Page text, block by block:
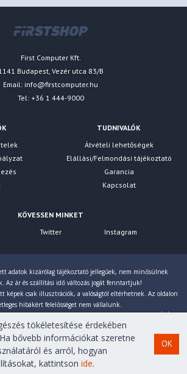
First Computer Kft.
Budapest, Vezér utca 83/B
Email: info@firstcomputer.hu
Tel: +36 1 444-9000
TUDNIVALÓK
Átvételi lehetőségek
Elállási/Felmondási tájékoztató
Garancia
Kapcsolat
KÖVESSEN MINKET
Twitter Instagram
adatok kizárólag tájékoztató jellegűek, nem minősülnek
Az ár és szállítási idő változás jogát fenntartjuk!
képek csak illusztrációk, a valóságtól eltérhetnek. Az oldalon
hibákért felelősséget nem vállalunk.
paraméterek érvényesek! Bruttó árainkat 27% ÁFÁ-val
számoljuk!
Computer Kft. Minden jog
tökéletesítése érdekében
bővebb információkat szeretne
és arról, hogyan
kattintsonide.
OK